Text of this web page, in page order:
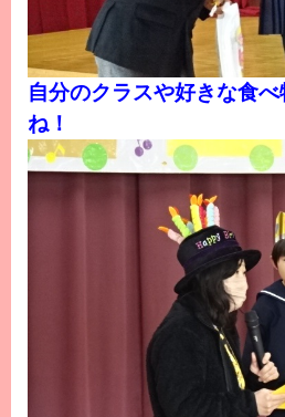
自分のクラスや好きな食
ね！